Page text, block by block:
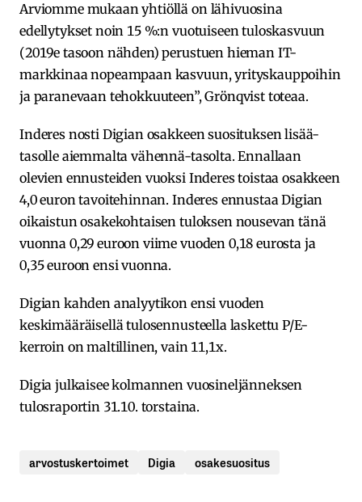
Arviomme mukaan yhtiöllä on lähivuosina
edellytykset noin 15 %:n vuotuiseen tuloskasvuun
(2019e tasoon nähden) perustuen hieman IT-
markkinaa nopeampaan kasvuun, yrityskauppoihin
ja paranevaan tehokkuuteen”, Grönqvist toteaa.
Inderes nosti Digian osakkeen suosituksen lisää-
tasolle aiemmalta vähennä-tasolta. Ennallaan
olevien ennusteiden vuoksi Inderes toistaa osakkeen
4,0 euron tavoitehinnan. Inderes ennustaa Digian
oikaistun osakekohtaisen tuloksen nousevan tänä
vuonna 0,29 euroon viime vuoden 0,18 eurosta ja
0,35 euroon ensi vuonna.
Digian kahden analyytikon ensi vuoden
keskimääräisellä tulosennusteella laskettu P/E-
kerroin on maltillinen, vain 11,1x.
Digia julkaisee kolmannen vuosineljänneksen
tulosraportin 31.10. torstaina.
arvostuskertoimet Digia osakesuositus